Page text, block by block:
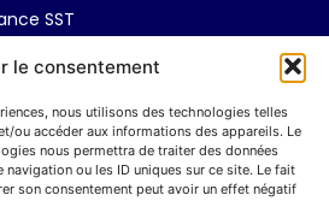
le consentement
nous utilisons des technologies telles
ou accéder aux informations des appareils. Le
nous permettra de traiter des données
ou les ID uniques sur ce site. Le fait
son consentement peut avoir un effet négatif
SST